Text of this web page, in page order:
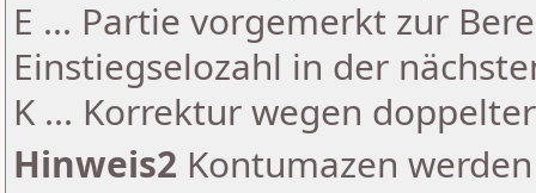
E ... Partie vorgemerkt zur
Einstiegselozahl in der
K ... Korrektur wegen
Hinweis2 Kontumazen